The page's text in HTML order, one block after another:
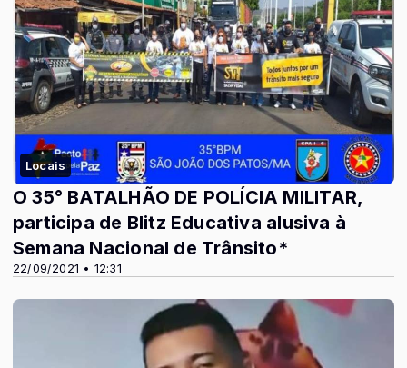
Locais
22/09/2021 • 12:31
O 35° BATALHÃO DE POLÍCIA MILITAR,
participa de Blitz Educativa alusiva à
Semana Nacional de Trânsito*